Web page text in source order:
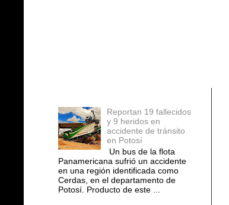
Reportan 19 fallecidos
y 9 heridos en
accidente de tránsito
en Potosí
Un bus de la flota
Panamericana sufrió un accidente
en una región identificada como
Cerdas, en el departamento de
Potosí. Producto de este ...